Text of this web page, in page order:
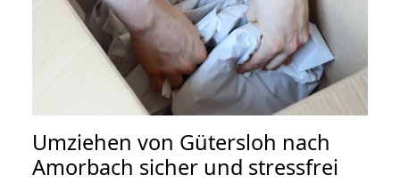
Umziehen von Gütersloh nach
Amorbach sicher und stressfrei